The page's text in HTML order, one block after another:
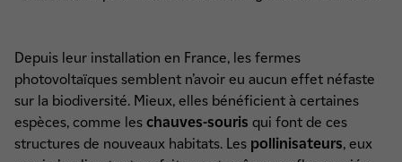
Depuis leur installation en France, les fermes
photovoltaïques semblent n’avoir eu aucun effet néfaste
sur la biodiversité. Mieux, elles bénéficient à certaines
espèces, comme les chauves-souris qui font de ces
structures de nouveaux habitats. Les pollinisateurs, eux